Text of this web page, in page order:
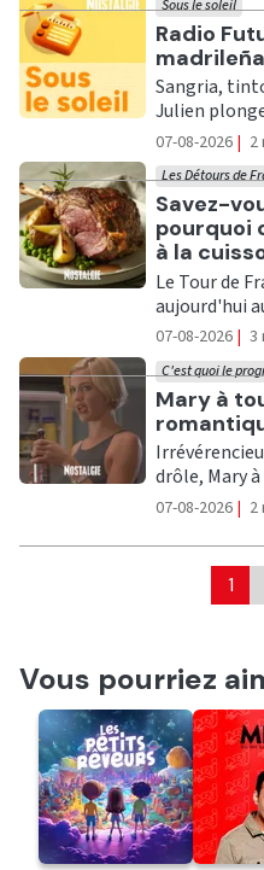
Ecouter
Radio
Sous le soleil
Sangria,
Julien
07-08-2026 | 2
Ecouter
Savez-
pourquoi
à la
Les Détours de
Le Tour de
aujourd'hui
07-08-2026 | 3
Ecouter
Mary à
C'est quoi le
drôle, Mary
07-08-2026 | 2
1
Vous pourriez